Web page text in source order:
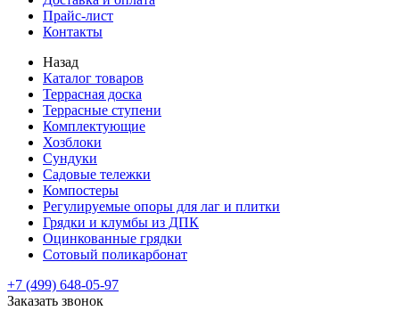
Прайс-лист
Контакты
Назад
Каталог товаров
Террасная доска
Террасные ступени
Комплектующие
Хозблоки
Сундуки
Садовые тележки
Компостеры
Регулируемые опоры для лаг и плитки
Грядки и клумбы из ДПК
Оцинкованные грядки
Сотовый поликарбонат
+7 (499) 648-05-97
Заказать звонок